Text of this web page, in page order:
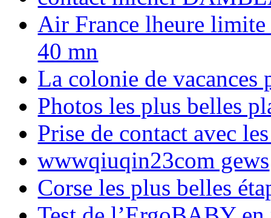
Air France lheure limite
40 mn
La colonie de vacances
Photos les plus belles
Prise de contact avec
wwwqiuqin23com gews
Corse les plus belles